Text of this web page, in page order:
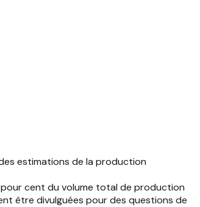
estimations de la production
cent du volume total de production
être divulguées pour des questions de